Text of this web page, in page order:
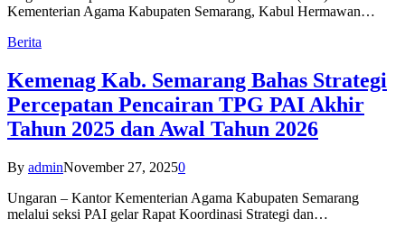
Kementerian Agama Kabupaten Semarang, Kabul Hermawan…
Berita
Kemenag Kab. Semarang Bahas Strategi
Percepatan Pencairan TPG PAI Akhir
Tahun 2025 dan Awal Tahun 2026
By adminNovember 27, 20250
Ungaran – Kantor Kementerian Agama Kabupaten Semarang
melalui seksi PAI gelar Rapat Koordinasi Strategi dan…